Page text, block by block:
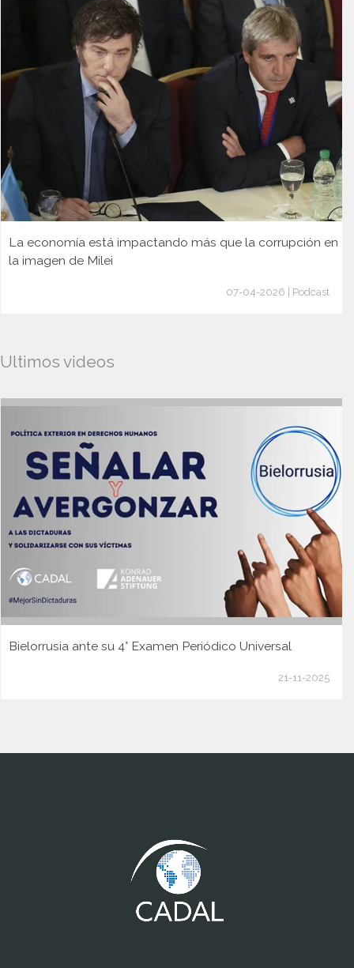
La economía está impactando más que la corrupción en
la imagen de Milei
07-04-2026 | Podcast
Ultimos videos
Bielorrusia ante su 4° Examen Periódico Universal
21-11-2025